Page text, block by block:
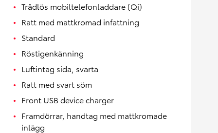
Trådlös mobiltelefonladdare (Qi)
Ratt med mattkromad infattning
Standard
Röstigenkänning
Luftintag sida, svarta
Ratt med svart söm
Front USB device charger
Framdörrar, handtag med mattkromade
inlägg